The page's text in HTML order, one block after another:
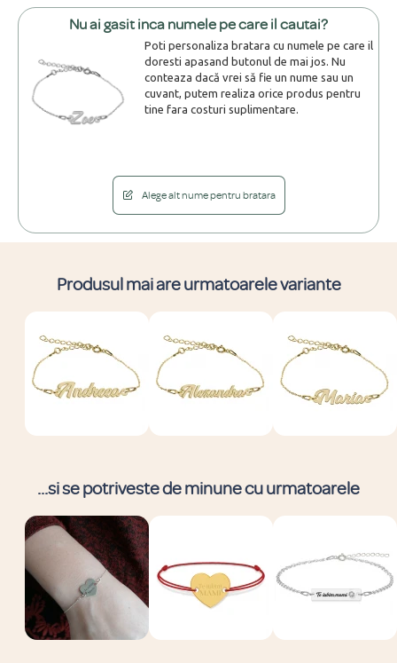
Nu ai gasit inca numele pe care il cautai?
Poti personaliza bratara cu numele pe care il
doresti apasand butonul de mai jos. Nu
conteaza dacă vrei să fie un nume sau un
cuvant, putem realiza orice produs pentru
tine fara costuri suplimentare.
Alege alt nume pentru bratara
Produsul mai are urmatoarele variante
...si se potriveste de minune cu urmatoarele